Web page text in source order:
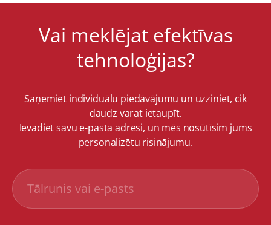
Vai meklējat efektīvas
tehnoloģijas?
Saņemiet individuālu piedāvājumu un uzziniet, cik
daudz varat ietaupīt.
Ievadiet savu e-pasta adresi, un mēs nosūtīsim jums
personalizētu risinājumu.